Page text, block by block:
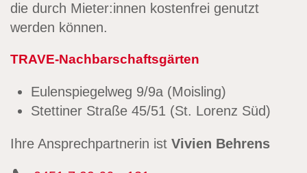
die durch Mieter:innen kostenfrei genutzt
werden können.
TRAVE-Nachbarschaftsgärten
Eulenspiegelweg 9/9a (Moisling)
Stettiner Straße 45/51 (St. Lorenz Süd)
Ihre Ansprechpartnerin ist Vivien Behrens